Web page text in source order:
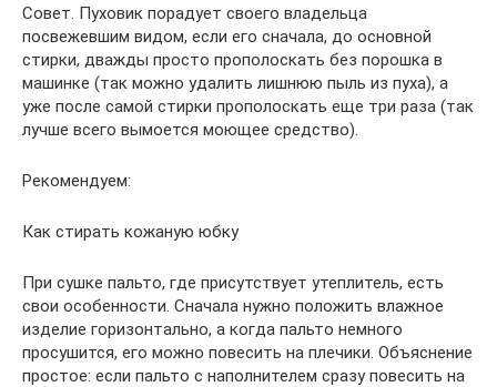
Совет. Пуховик порадует своего владельца
посвежевшим видом, если его сначала, до основной
стирки, дважды просто прополоскать без порошка в
машинке (так можно удалить лишнюю пыль из пуха), а
уже после самой стирки прополоскать еще три раза (так
лучше всего вымоется моющее средство).
Рекомендуем:
Как стирать кожаную юбку
При сушке пальто, где присутствует утеплитель, есть
свои особенности. Сначала нужно положить влажное
изделие горизонтально, а когда пальто немного
просушится, его можно повесить на плечики. Объяснение
простое: если пальто с наполнителем сразу повесить на